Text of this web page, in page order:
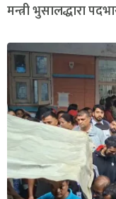
मन्त्री भुसालद्धारा